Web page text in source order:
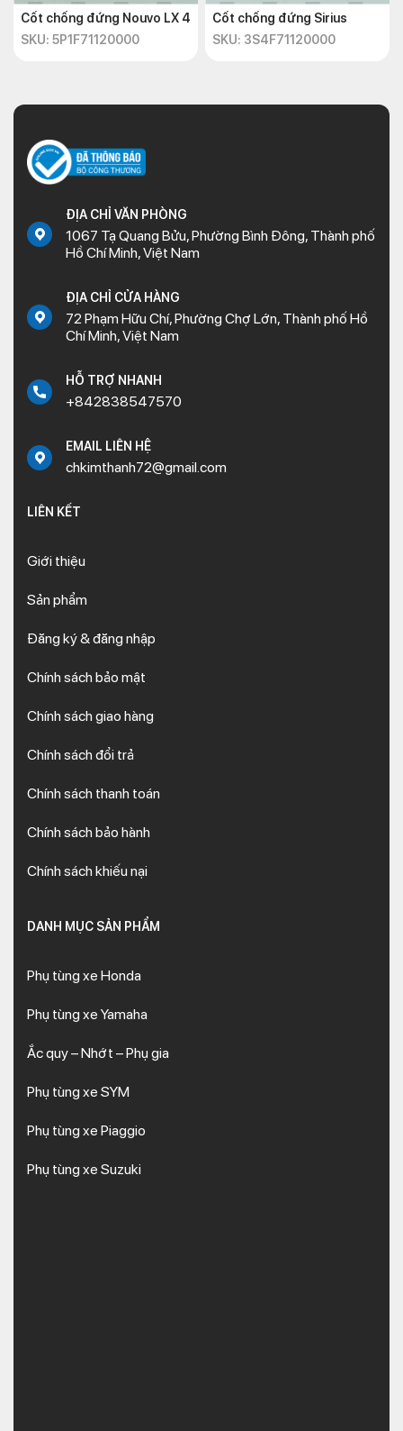
Cốt chống đứng Nouvo LX 4
SKU: 5P1F71120000
Cốt chống đứng Sirius
SKU: 3S4F71120000
ĐỊA CHỈ VĂN PHÒNG
1067 Tạ Quang Bửu, Phường Bình Đông, Thành phố
Hồ Chí Minh, Việt Nam
ĐỊA CHỈ CỬA HÀNG
72 Phạm Hữu Chí, Phường Chợ Lớn, Thành phố Hồ
Chí Minh, Việt Nam
HỖ TRỢ NHANH
+842838547570
EMAIL LIÊN HỆ
chkimthanh72@gmail.com
LIÊN KẾT
Giới thiệu
Sản phẩm
Đăng ký & đăng nhập
Chính sách bảo mật
Chính sách giao hàng
Chính sách đổi trả
Chính sách thanh toán
Chính sách bảo hành
Chính sách khiếu nại
DANH MỤC SẢN PHẨM
Phụ tùng xe Honda
Phụ tùng xe Yamaha
Ắc quy – Nhớt – Phụ gia
Phụ tùng xe SYM
Phụ tùng xe Piaggio
Phụ tùng xe Suzuki